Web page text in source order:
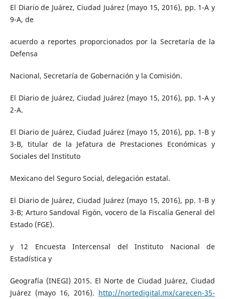
El Diario de Juárez, Ciudad Juárez (mayo 15, 2016), pp. 1-A y
9-A, de
acuerdo a reportes proporcionados por la Secretaría de la
Defensa
Nacional, Secretaría de Gobernación y la Comisión.
El Diario de Juárez, Ciudad Juárez (mayo 15, 2016), pp. 1-A y
2-A.
El Diario de Juárez, Ciudad Juárez (mayo 15, 2016), pp. 1-B y
3-B, titular de la Jefatura de Prestaciones Económicas y
Sociales del Instituto
Mexicano del Seguro Social, delegación estatal.
El Diario de Juárez, Ciudad Juárez (mayo 15, 2016), pp. 1-B y
3-B; Arturo Sandoval Figón, vocero de la Fiscalía General del
Estado (FGE).
y 12 Encuesta Intercensal del Instituto Nacional de
Estadística y
Geografía (INEGI) 2015. El Norte de Ciudad Juárez, Ciudad
Juárez (mayo 16, 2016). http://nortedigital.mx/carecen-35-